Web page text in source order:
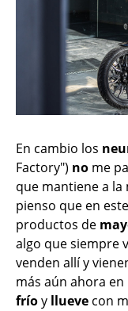
En cambio los
Factory") no me
que mantiene a
pienso que en
productos de
algo que siempre
venden allí y
más aún ahora en
fríoy llueve con